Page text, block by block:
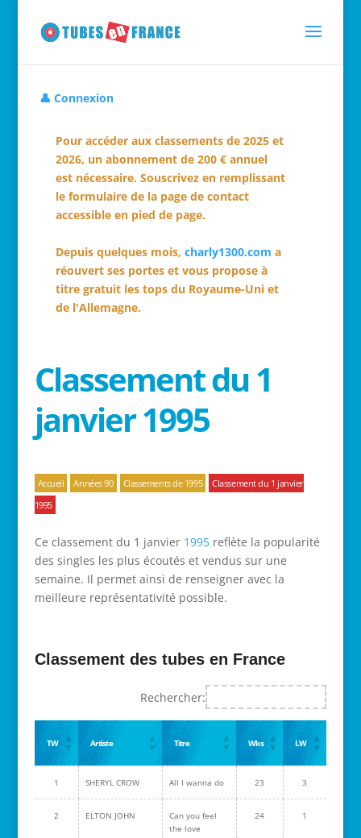
👤 Connexion
Pour accéder aux classements de 2025 et
2026, un abonnement de 200 € annuel
est nécessaire. Souscrivez en remplissant
le formulaire de la page de contact
accessible en pied de page.
Depuis quelques mois, charly1300.com a
réouvert ses portes et vous propose à
titre gratuit les tops du Royaume-Uni et
de l'Allemagne.
Classement du 1
janvier 1995
Accueil Années 90 Classements de 1995
Classement du 1 janvier
1995
Ce classement du 1 janvier 1995reflète la popularité
des singles les plus écoutés et vendus sur une
semaine. Il permet ainsi de renseigner avec la
meilleure représentativité possible.
Classement des tubes en France
Rechercher:
TW Artiste Titre Wks LW
1 SHERYL CROW All I wanna do 23 3
2 ELTON JOHN
Can you feel
the love
24 1